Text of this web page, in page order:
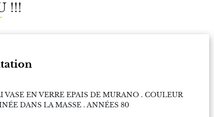
!!!
VASE EN VERRE EPAIS DE MURANO . COULEUR
DANS LA MASSE . ANNÉES 80